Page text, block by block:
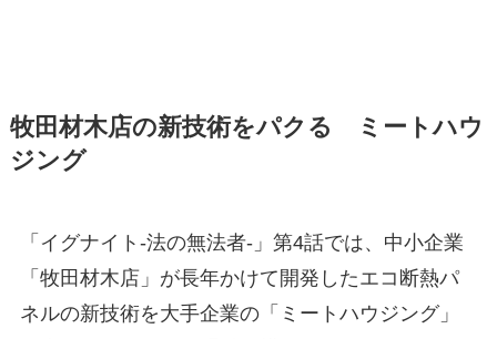
牧田材木店の新技術をパクる ミートハウ
ジング
「イグナイト-法の無法者-」第4話では、中小企業
「牧田材木店」が長年かけて開発したエコ断熱パ
ネルの新技術を大手企業の「ミートハウジング」